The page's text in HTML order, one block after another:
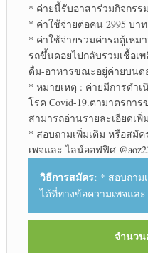
* ค่ายนี้รับอาสาร่วม​กิจกรร
* ค่าใช้จ่ายต่อคน 2995 บาท
* ค่าใช้จ่าย​รวมค่ารถตู้​เหม
รถขึ้นดอยไปกลับรวมเชื้อเ
ดื่ม-อาหารขณะ​อยู่​ค่าย​บนด
* หมายเหตุ​ : ค่ายมีการดำ
โรค Covid-19.ตามาตรกา
สามารถอ่านรายละเอียด​เ
* สอบถาม​เพิ่มเติม​ หรือสมั
เพจ​และ​ ไลน์​ออฟฟิศ​
วิธีการสมัคร: * สอบถาม​
ได้ที่​ทางข้อความ​เพจ​และ​
จำนว